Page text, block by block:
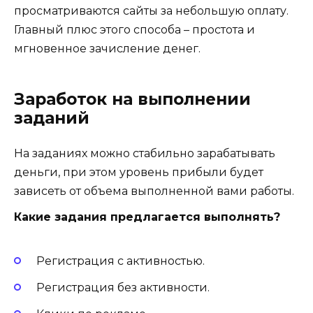
просматриваются сайты за небольшую оплату.
Главный плюс этого способа – простота и
мгновенное зачисление денег.
Заработок на выполнении
заданий
На заданиях можно стабильно зарабатывать
деньги, при этом уровень прибыли будет
зависеть от объема выполненной вами работы.
Какие задания предлагается выполнять?
Регистрация с активностью.
Регистрация без активности.